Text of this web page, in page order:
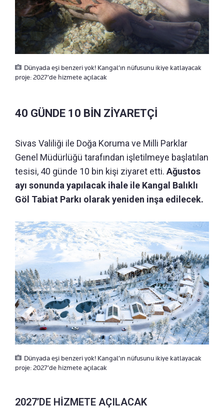
Dünyada eşi benzeri yok! Kangal’ın nüfusunu ikiye katlayacak
proje: 2027’de hizmete açılacak
40 GÜNDE 10 BİN ZİYARETÇİ
Sivas Valiliği ile Doğa Koruma ve Milli Parklar
Genel Müdürlüğü tarafından işletilmeye başlatılan
tesisi, 40 günde 10 bin kişi ziyaret etti. Ağustos
ayı sonunda yapılacak ihale ile Kangal Balıklı
Göl Tabiat Parkı olarak yeniden inşa edilecek.
Dünyada eşi benzeri yok! Kangal’ın nüfusunu ikiye katlayacak
proje: 2027’de hizmete açılacak
2027’DE HİZMETE AÇILACAK